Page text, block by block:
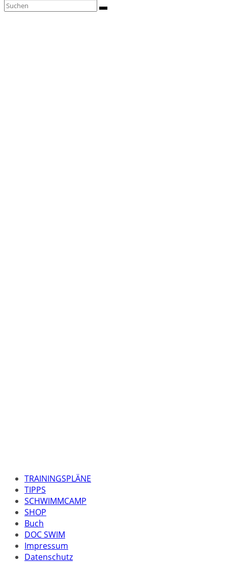
TRAININGSPLÄNE
TIPPS
SCHWIMMCAMP
SHOP
Buch
DOC SWIM
Impressum
Datenschutz